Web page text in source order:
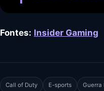
Fontes: Insider Gaming
Call of Duty E-sports Guerra